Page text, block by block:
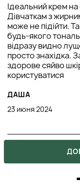
Ідеальний крем
Дівчаткам з
може не підійти.
будь-якого
відразу видно
просто знахідка.
здорове сяйво
користуватися
ДАША
23 июня 2024
ПОКУПКА